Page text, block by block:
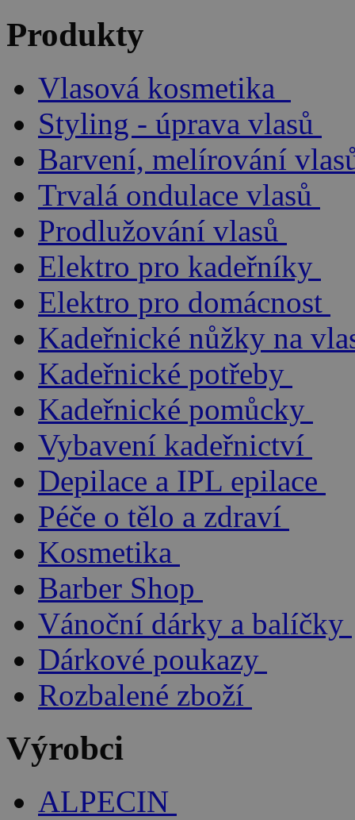
Produkty
Vlasová kosmetika
Styling - úprava vlasů
Barvení, melírování
Trvalá ondulace vlasů
Prodlužování vlasů
Elektro pro kadeřníky
Elektro pro domácnost
Kadeřnické nůžky na
Kadeřnické potřeby
Kadeřnické pomůcky
Vybavení kadeřnictví
Depilace a IPL epilace
Péče o tělo a zdraví
Kosmetika
Barber Shop
Vánoční dárky a balíčky
Dárkové poukazy
Rozbalené zboží
Výrobci
ALPECIN